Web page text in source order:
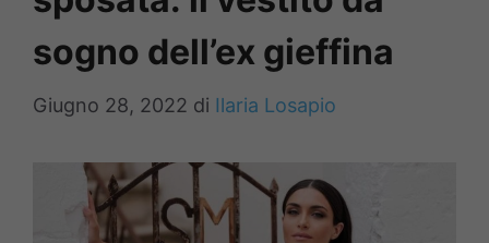
sogno dell’ex gieffina
Giugno 28, 2022 di Ilaria Losapio